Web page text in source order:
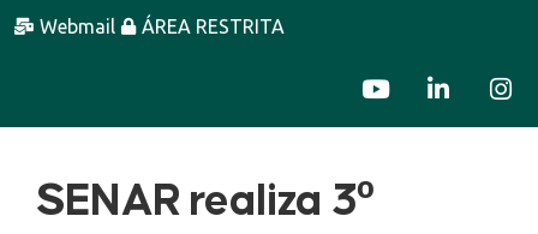
Webmail ÁREA RESTRITA
SENAR realiza 3º